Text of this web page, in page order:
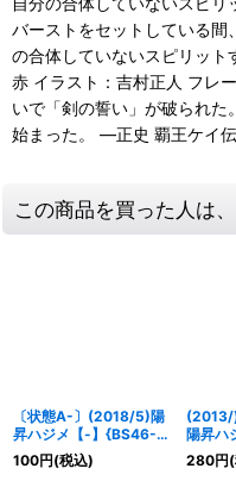
バーストをセットしている間
の合体していないスピリット
赤 イラスト：吉村正人 フレ
いで「剣の誓い」が破られ
始まった。 ―正史 覇王ケイ
この商品を買った人は
〔状態A-〕(2018/5)陽
昇ハジメ【-】{BS46-
CP01}《赤》
100円(税込)
(2013/
陽昇ハ
【C】
《赤》
280円